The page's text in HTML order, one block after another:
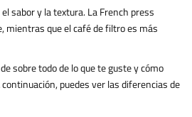
sabor y la textura. La French press
mientras que el café de filtro es más
sobre todo de lo que te guste y cómo
continuación, puedes ver las diferencias de